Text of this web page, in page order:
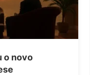
o novo